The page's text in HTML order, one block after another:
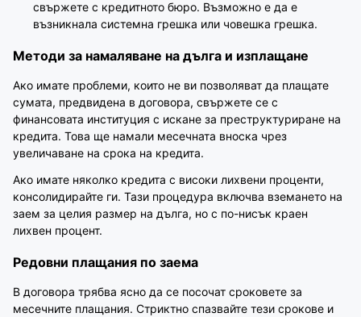
свържете с кредитното бюро. Възможно е да е
възникнала системна грешка или човешка грешка.
Методи за намаляване на дълга и изплащане
Ако имате проблеми, които не ви позволяват да плащате
сумата, предвидена в договора, свържете се с
финансовата институция с искане за преструктуриране на
кредита. Това ще намали месечната вноска чрез
увеличаване на срока на кредита.
Ако имате няколко кредита с високи лихвени проценти,
консолидирайте ги. Тази процедура включва вземането на
заем за целия размер на дълга, но с по-нисък краен
лихвен процент.
Редовни плащания по заема
В договора трябва ясно да се посочат сроковете за
месечните плащания. Стриктно спазвайте тези срокове и